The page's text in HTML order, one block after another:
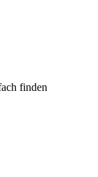
finden